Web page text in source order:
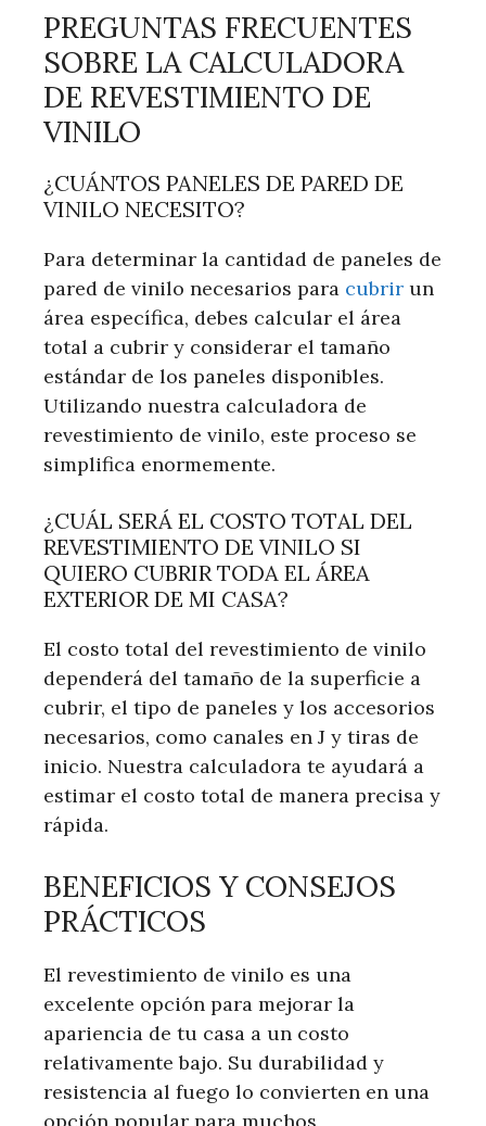
PREGUNTAS FRECUENTES
SOBRE LA CALCULADORA
DE REVESTIMIENTO DE
VINILO
¿CUÁNTOS PANELES DE PARED DE
VINILO NECESITO?
Para determinar la cantidad de paneles de
pared de vinilo necesarios para cubrir un
área específica, debes calcular el área
total a cubrir y considerar el tamaño
estándar de los paneles disponibles.
Utilizando nuestra calculadora de
revestimiento de vinilo, este proceso se
simplifica enormemente.
¿CUÁL SERÁ EL COSTO TOTAL DEL
REVESTIMIENTO DE VINILO SI
QUIERO CUBRIR TODA EL ÁREA
EXTERIOR DE MI CASA?
El costo total del revestimiento de vinilo
dependerá del tamaño de la superficie a
cubrir, el tipo de paneles y los accesorios
necesarios, como canales en J y tiras de
inicio. Nuestra calculadora te ayudará a
estimar el costo total de manera precisa y
rápida.
BENEFICIOS Y CONSEJOS
PRÁCTICOS
El revestimiento de vinilo es una
excelente opción para mejorar la
apariencia de tu casa a un costo
relativamente bajo. Su durabilidad y
resistencia al fuego lo convierten en una
opción popular para muchos